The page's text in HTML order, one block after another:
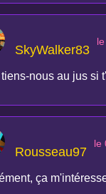
SkyWalker83
tiens-nous au jus si
Rousseau97
le
ça